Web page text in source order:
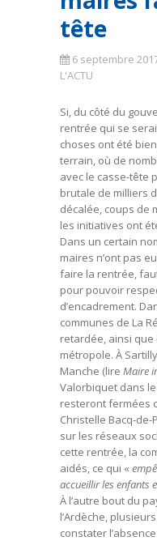
tête
6 septembre
L'ACTU
Si, du côté du
rentrée qui se
choses ont été
terrain, où de
avec le casse-tête
brutale de milliers
décalée, coups de
les initiatives ont
Dans un certain
maires n’ont pas
faire la rentrée,
pour pouvoir
d’encadrement.
communes de La
retardée, ainsi que
métropole. À
Manche (lire Maire
Valorbiquet dans
resteront fermées
Christelle Bacq-
sur les réseaux
cette rentrée, la
aidés, ce qui «
accueillir les enfants
À l’autre bout du
l’Ardèche,
constater